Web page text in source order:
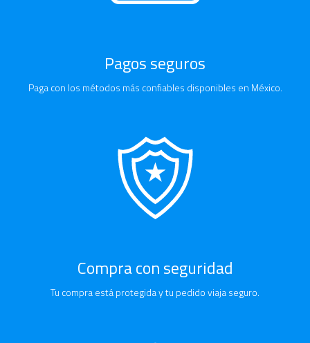
Pagos seguros
Paga con los métodos más confiables disponibles en México.
Compra con seguridad
Tu compra está protegida y tu pedido viaja seguro.